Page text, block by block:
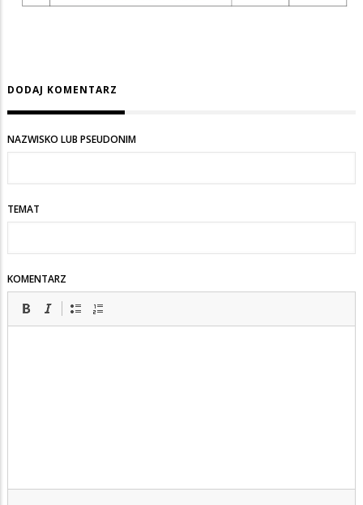
DODAJ KOMENTARZ
NAZWISKO LUB PSEUDONIM
TEMAT
KOMENTARZ